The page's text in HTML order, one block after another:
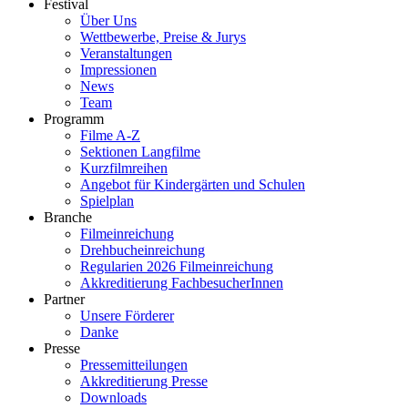
Festival
Über Uns
Wettbewerbe, Preise & Jurys
Veranstaltungen
Impressionen
News
Team
Programm
Filme A-Z
Sektionen Langfilme
Kurzfilmreihen
Angebot für Kindergärten und Schulen
Spielplan
Branche
Filmeinreichung
Drehbucheinreichung
Regularien 2026 Filmeinreichung
Akkreditierung FachbesucherInnen
Partner
Unsere Förderer
Danke
Presse
Pressemitteilungen
Akkreditierung Presse
Downloads